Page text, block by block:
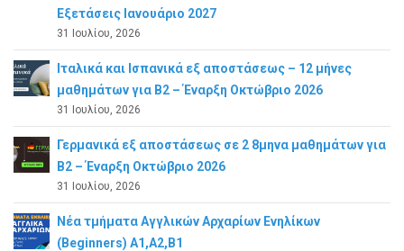
Εξετάσεις Ιανουάριο 2027
31 Ιουλίου, 2026
Ιταλικά και Ισπανικά εξ αποστάσεως – 12 μήνες
μαθημάτων για B2 – Έναρξη Οκτώβριο 2026
31 Ιουλίου, 2026
Γερμανικά εξ αποστάσεως σε 2 8μηνα μαθημάτων για
Β2 – Έναρξη Οκτώβριο 2026
31 Ιουλίου, 2026
Νέα τμήματα Αγγλικών Αρχαρίων Ενηλίκων
(Beginners) A1,A2,B1